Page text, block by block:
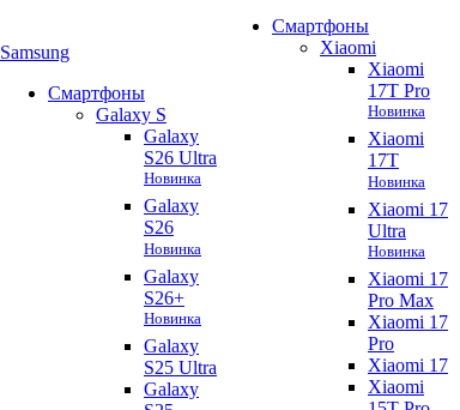
Samsung
Смартфоны
Galaxy S
Galaxy
S26 Ultra
Новинка
Galaxy
S26
Новинка
Galaxy
S26+
Новинка
Galaxy
S25 Ultra
Galaxy
Смартфоны
Xiaomi
Xiaomi
17T Pro
Новинка
Xiaomi
17T
Новинка
Xiaomi 17
Ultra
Новинка
Xiaomi 17
Pro Max
Xiaomi 17
Pro
Xiaomi 17
Xiaomi